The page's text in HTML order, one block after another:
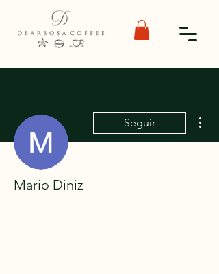
Seguir
Mario Diniz